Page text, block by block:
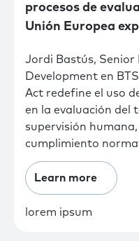
procesos de
Unión Europea
Jordi Bastús, Senior
Development en
Act redefine el uso
en la evaluación del
supervisión
cumplimiento
Learn more
lorem ipsum